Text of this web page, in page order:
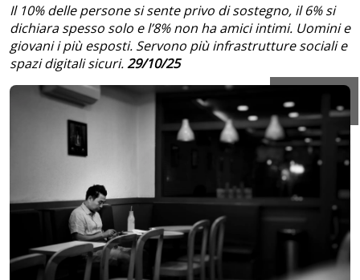
Il 10% delle persone si sente privo di sostegno, il 6% si
dichiara spesso solo e l’8% non ha amici intimi. Uomini e
giovani i più esposti. Servono più infrastrutture sociali e
spazi digitali sicuri.29/10/25